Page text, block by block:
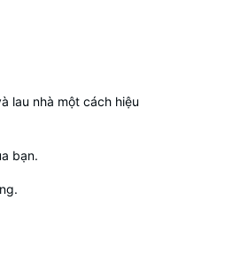
lau nhà một cách hiệu
bạn.